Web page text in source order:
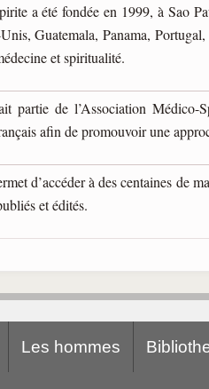
a été fondée en 1999, à Sao
Guatemala, Panama,
et spiritualité.
partie de l’Association
afin de promouvoir une
d’accéder à des centaines de
et édités.
Les hommes